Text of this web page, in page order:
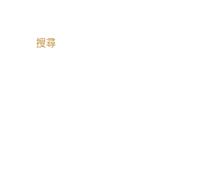
搜尋